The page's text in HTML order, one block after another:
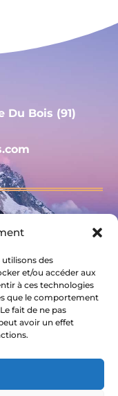
des
et/ou accéder aux
à ces technologies
que le comportement
fait de ne pas
avoir un effet
Du Bois (91)
de vente